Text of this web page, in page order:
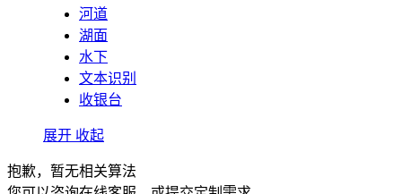
河道
湖面
水下
文本识别
收银台
展开 收起
抱歉，暂无相关算法